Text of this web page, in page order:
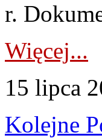
r.
Więcej...
15 lipca
Kolejne